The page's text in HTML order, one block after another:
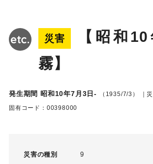
災害
【昭和
霧】
発生期間 昭和10年7月3日- （1935/7/3）
｜
固有コード：00398000
災害の種別 9